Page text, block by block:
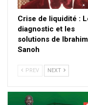
Crise de liquidité :
diagnostic et les
solutions de
Sanoh
PREV NEXT